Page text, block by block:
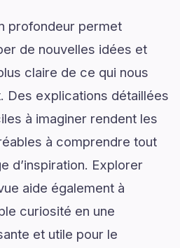
profondeur permet
de nouvelles idées et
claire de ce qui nous
Des explications détaillées
à imaginer rendent les
à comprendre tout
d’inspiration. Explorer
aide également à
curiosité en une
et utile pour le